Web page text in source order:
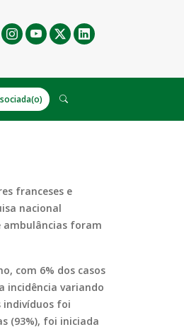
franceses e
nacional
ambulâncias foram
com 6% dos casos
incidência variando
indivíduos foi
(93%), foi iniciada